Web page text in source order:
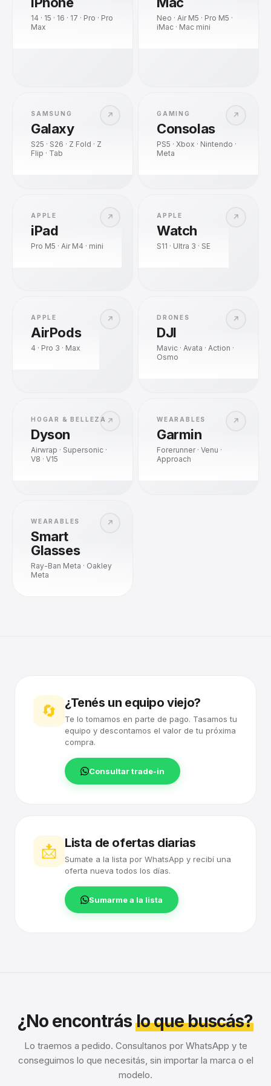
14 · 15 · 16 · 17 · Pro · Pro
Max
Neo · Air M5 · Pro M5 ·
iMac · Mac mini
↗
SAMSUNG
Galaxy
S25 · S26 · Z Fold · Z
Flip · Tab
↗
GAMING
Consolas
PS5 · Xbox · Nintendo ·
Meta
↗
APPLE
iPad
Pro M5 · Air M4 · mini
↗
APPLE
Watch
S11 · Ultra 3 · SE
↗
APPLE
AirPods
4 · Pro 3 · Max
↗
DRONES
DJI
Mavic · Avata · Action ·
Osmo
↗
HOGAR & BELLEZA
Dyson
Airwrap · Supersonic ·
V8 · V15
↗
WEARABLES
Garmin
Forerunner · Venu ·
Approach
↗
WEARABLES
Smart
Glasses
Ray-Ban Meta · Oakley
Meta
🔄 ¿Tenés un equipo viejo?
Te lo tomamos en parte de pago. Tasamos tu
equipo y descontamos el valor de tu próxima
compra.
Consultar trade-in
📩 Lista de ofertas diarias
Sumate a la lista por WhatsApp y recibí una
oferta nueva todos los días.
Sumarme a la lista
¿No encontráslo que buscás?
Lo traemos a pedido. Consultanos por WhatsApp y te
conseguimos lo que necesitás, sin importar la marca o el
modelo.